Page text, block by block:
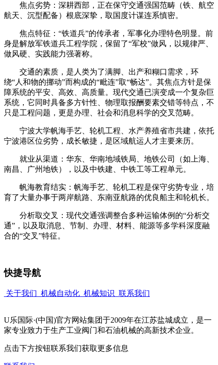
焦点劣势：深耕西部，正在保守交通强国范畴（铁、航空
航天、沉型配备）根底深挚，取国度计谋连系慎密。
焦点特征：“铁道兵”的传承者，军事化办理特色明显。前
身是解放军铁道兵工程学院，保留了“军校”做风，以规律严、
做风硬、实践能力强著称。
交通的素质，是人类为了满脚、出产和糊口需求，环
绕“人和物的挪动”而构成的“毗连”取“畅达”。其焦点方针是保
障系统的平安、高效、高质量。现代交通已演变成一个复杂巨
系统，它同时具备多方针性、物理取报酬要素交错等特点，不
只是工程问题，更是办理、社会和消息科学的交叉范畴。
宁波大学帆海手艺、轮机工程、水产养殖省市共建，依托
宁波港区位劣势，成长敏捷，是区域航运人才主要来历。
就业从渠道：华东、华南地域铁局、地铁公司（如上海、
南昌、广州地铁），以及中铁建、中铁工等工程单元。
帆海教育结实：帆海手艺、轮机工程是保守劣势专业，培
育了大量办事于两岸航路、东南亚航路的优良船主和轮机长。
分析取交叉：现代交通强调整合多种运输体例的“分析交
通”，以及取消息、节制、办理、材料、能源等多学科深度融
合的“交叉”特征。
快捷导航
关于我们 机械自动化 机械知识 联系我们
U乐国际·(中国)官方网站集团于2009年在江苏盐城成立，是一
家专业致力于生产工业阀门和石油机械的高新技术企业。
点击下方按钮联系我们获取更多信息